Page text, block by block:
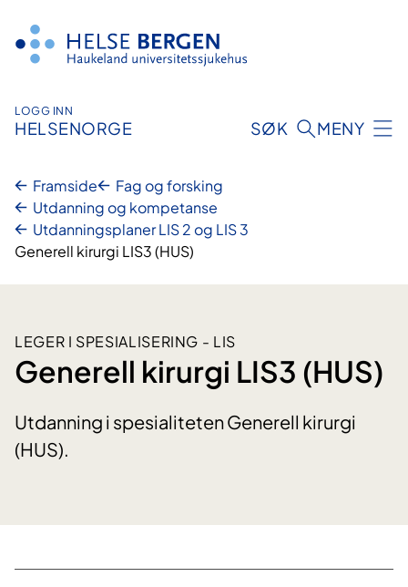
innhald
LOGG INN
HELSENORGE SØK MENY
Framside
Fag og forsking
Utdanning og kompetanse
Utdanningsplaner LIS 2 og LIS 3
Generell kirurgi LIS3 (HUS)
LEGER I SPESIALISERING - LIS
Generell kirurgi LIS3 (HUS)
Utdanning i spesialiteten Generell kirurgi
(HUS).